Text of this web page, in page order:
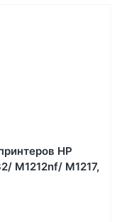
HP
M1212nf/ М1217,